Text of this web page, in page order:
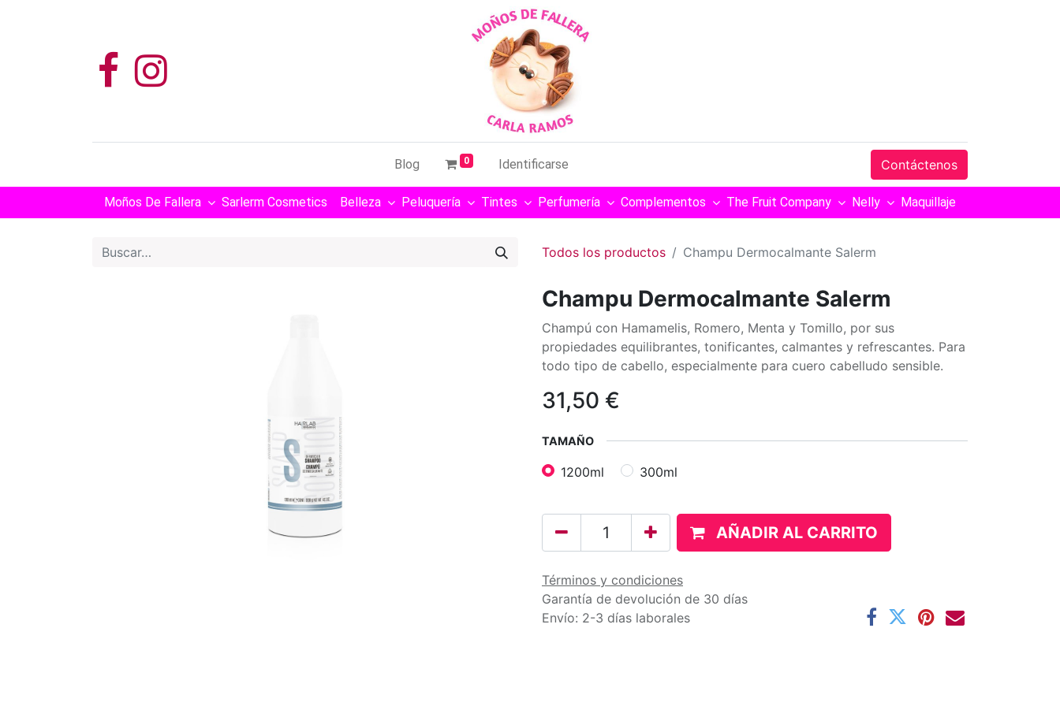
Blog 0 Identificarse Contáctenos
Moños De Fallera Sarlerm Cosmetics Belleza Peluquería Tintes Perfumería Complementos The Fruit Company Nelly Maquillaje
Todos los productos Champu Dermocalmante Salerm
Champu Dermocalmante Salerm
Champú con Hamamelis, Romero, Menta y Tomillo, por sus
propiedades equilibrantes, tonificantes, calmantes y refrescantes. Para
todo tipo de cabello, especialmente para cuero cabelludo sensible.
31,50 €
TAMAÑO
1200ml 300ml
AÑADIR AL CARRITO
Términos y condiciones
Garantía de devolución de 30 días
Envío: 2-3 días laborales